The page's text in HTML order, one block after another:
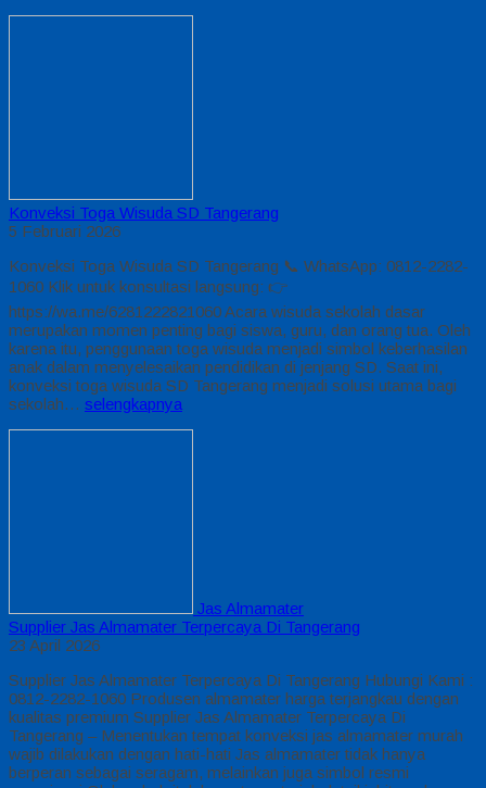
Konveksi Toga Wisuda SD Tangerang
5 Februari 2026
Konveksi Toga Wisuda SD Tangerang 📞 WhatsApp: 0812-2282-
1060 Klik untuk konsultasi langsung: 👉
https://wa.me/6281222821060 Acara wisuda sekolah dasar
merupakan momen penting bagi siswa, guru, dan orang tua. Oleh
karena itu, penggunaan toga wisuda menjadi simbol keberhasilan
anak dalam menyelesaikan pendidikan di jenjang SD. Saat ini,
konveksi toga wisuda SD Tangerang menjadi solusi utama bagi
sekolah… selengkapnya
Jas Almamater
Supplier Jas Almamater Terpercaya Di Tangerang
23 April 2026
Supplier Jas Almamater Terpercaya Di Tangerang Hubungi Kami :
0812-2282-1060 Produsen almamater harga terjangkau dengan
kualitas premium Supplier Jas Almamater Terpercaya Di
Tangerang – Menentukan tempat konveksi jas almamater murah
wajib dilakukan dengan hati-hati Jas almamater tidak hanya
berperan sebagai seragam, melainkan juga simbol resmi